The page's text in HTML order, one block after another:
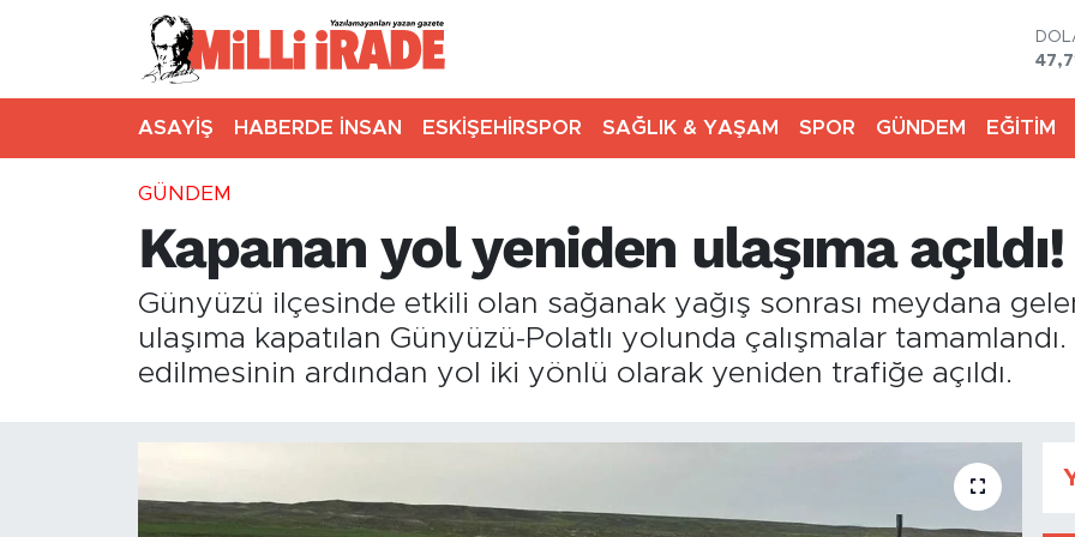
ASAYİŞ HABERDE İNSAN ESKİŞEHİRSPOR SAĞLIK & YAŞAM SPOR GÜNDEM EĞİTİM
GÜNDEM
Kapanan yol yeniden ulaşıma açıldı!
Günyüzü ilçesinde etkili olan sağanak yağış sonrası meydana
ulaşıma kapatılan Günyüzü-Polatlı yolunda çalışmalar tamamlandı.
edilmesinin ardından yol iki yönlü olarak yeniden trafiğe açıldı.